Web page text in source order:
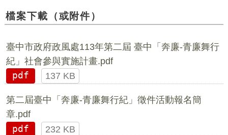
檔案下載（或附件）
臺中市政府政風處113年第二屆 臺中「奔廉-青廉舞行
紀」社會參與實施計畫.pdf
pdf
137 KB
第二屆臺中「奔廉-青廉舞行紀」徵件活動報名簡
章.pdf
pdf
232 KB